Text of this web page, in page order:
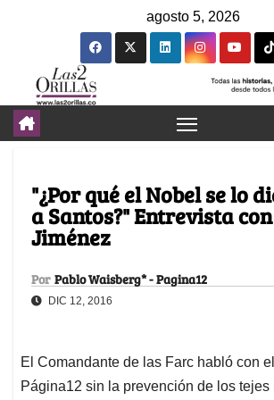
agosto 5, 2026
"¿Por qué el Nobel se lo
a Santos?" Entrevista
Jiménez
Por Pablo Waisberg* - Pagina12
DIC 12, 2016
El Comandante de las Farc habló con
Página12 sin la prevención de los tejes